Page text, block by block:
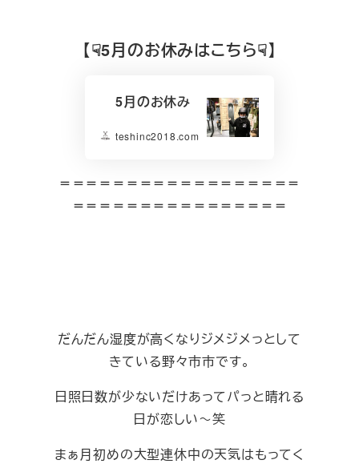
【☟5月のお休みはこちら☟】
5月のお休み
teshinc2018.com
＝＝＝＝＝＝＝＝＝＝＝＝＝＝＝＝＝＝
＝＝＝＝＝＝＝＝＝＝＝＝＝＝＝＝
だんだん湿度が高くなりジメジメっとして
きている野々市市です。
日照日数が少ないだけあってパっと晴れる
日が恋しい～笑
まぁ月初めの大型連休中の天気はもってく